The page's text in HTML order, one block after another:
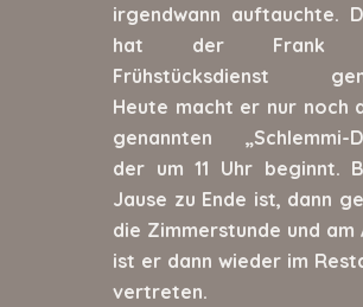
irgendwann auftauchte.
hat der Frank
Frühstücksdienst
Heute macht er nur noch
genannten „Schlemmi-
der um 11 Uhr beginnt.
Jause zu Ende ist, dann
die Zimmerstunde und am
ist er dann wieder im
vertreten.